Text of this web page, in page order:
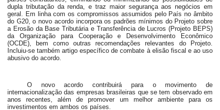
dupla tributação da renda, e traz maior segurança aos negócios em
geral. Em linha com os compromissos assumidos pelo País no âmbito
do G20, o novo acordo incorpora os padrões mínimos do Projeto sobre
a Erosão da Base Tributária e Transferência de Lucros (Projeto BEPS)
da Organização para Cooperação e Desenvolvimento Econômico
(OCDE), bem como outras recomendações relevantes do Projeto.
Incluiu-se também artigo específico de combate à elisão fiscal e ao uso
abusivo do acordo.
O novo acordo contribuirá para o movimento de
internacionalização das empresas brasileiras que se tem observado em
anos recentes, além de promover um melhor ambiente para os
investimentos em ambos os países.